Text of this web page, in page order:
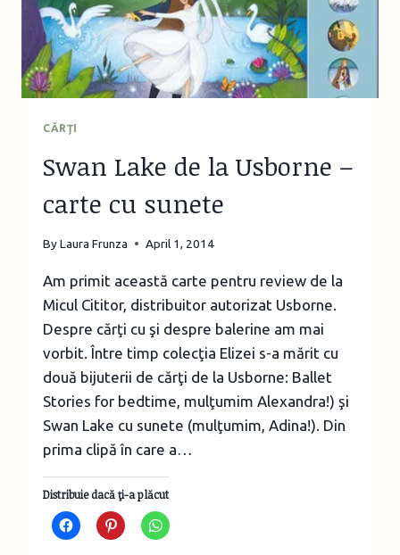
CĂRŢI
Swan Lake de la Usborne –
carte cu sunete
ByLaura Frunza April 1, 2014
Am primit această carte pentru review de la
Micul Cititor, distribuitor autorizat Usborne.
Despre cărţi cu şi despre balerine am mai
vorbit. Între timp colecţia Elizei s-a mărit cu
două bijuterii de cărţi de la Usborne: Ballet
Stories for bedtime, mulţumim Alexandra!) şi
Swan Lake cu sunete (mulţumim, Adina!). Din
prima clipă în care a…
Distribuie dacă ţi-a plăcut